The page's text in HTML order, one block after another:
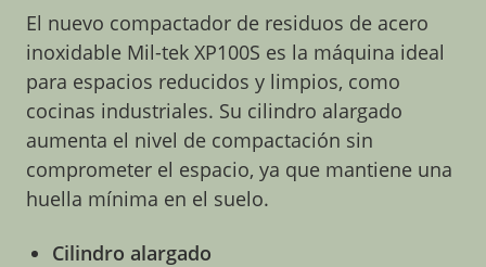
El nuevo compactador de residuos de acero
inoxidable Mil-tek XP100S es la máquina ideal
para espacios reducidos y limpios, como
cocinas industriales. Su cilindro alargado
aumenta el nivel de compactación sin
comprometer el espacio, ya que mantiene una
huella mínima en el suelo.
Cilindro alargado